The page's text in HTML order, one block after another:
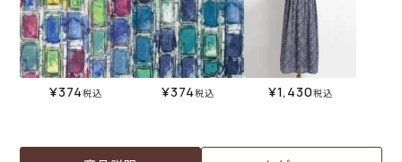
¥374税込 ¥374税込 ¥1,430税込